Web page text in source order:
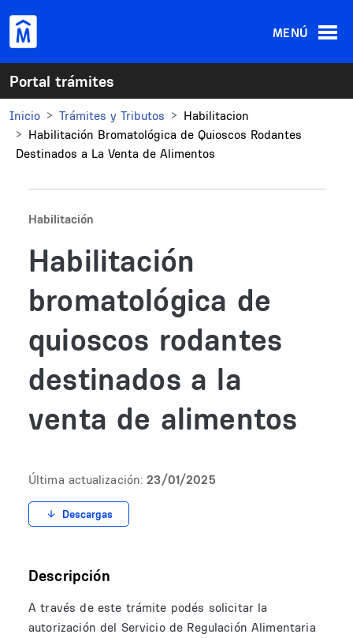
MENÚ
Portal trámites
Inicio Trámites y Tributos
Habilitacion
Habilitación Bromatológica de Quioscos Rodantes
Destinados a La Venta de Alimentos
Habilitación
Habilitación
bromatológica de
quioscos rodantes
destinados a la
venta de alimentos
Última actualización: 23/01/2025
Descargas
Descripción
A través de este trámite podés solicitar la
autorización del Servicio de Regulación Alimentaria